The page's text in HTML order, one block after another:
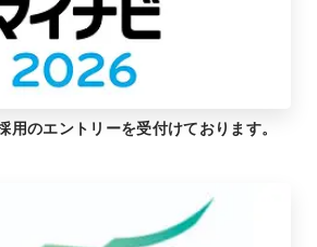
用のエントリーを受付けております。